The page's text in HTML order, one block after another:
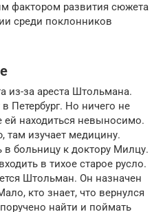
фактором развития сюжета
среди поклонников
из-за ареста Штольмана.
Петербург. Но ничего не
ей находиться невыносимо.
там изучает медицину.
в больницу к доктору Милцу.
в тихое старое русло.
Штольман. Он назначен
кто знает, что вернулся
найти и поймать